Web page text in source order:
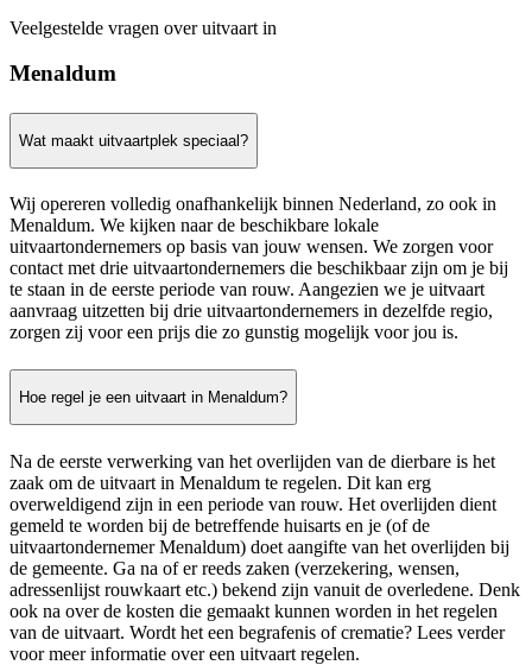
Veelgestelde vragen over uitvaart in
Menaldum
Wat maakt uitvaartplek speciaal?
Wij opereren volledig onafhankelijk binnen Nederland, zo ook in
Menaldum. We kijken naar de beschikbare lokale
uitvaartondernemers op basis van jouw wensen. We zorgen voor
contact met drie uitvaartondernemers die beschikbaar zijn om je bij
te staan in de eerste periode van rouw. Aangezien we je uitvaart
aanvraag uitzetten bij drie uitvaartondernemers in dezelfde regio,
zorgen zij voor een prijs die zo gunstig mogelijk voor jou is.
Hoe regel je een uitvaart in Menaldum?
Na de eerste verwerking van het overlijden van de dierbare is het
zaak om de uitvaart in Menaldum te regelen. Dit kan erg
overweldigend zijn in een periode van rouw. Het overlijden dient
gemeld te worden bij de betreffende huisarts en je (of de
uitvaartondernemer Menaldum) doet aangifte van het overlijden bij
de gemeente. Ga na of er reeds zaken (verzekering, wensen,
adressenlijst rouwkaart etc.) bekend zijn vanuit de overledene. Denk
ook na over de kosten die gemaakt kunnen worden in het regelen
van de uitvaart. Wordt het een begrafenis of crematie? Lees verder
voor meer informatie over een uitvaart regelen.